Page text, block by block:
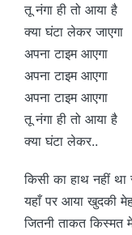
तू नंगा ही तो आया है
क्या घंटा लेकर जाएगा
अपना टाइम आएगा
अपना टाइम आएगा
अपना टाइम आएगा
तू नंगा ही तो आया है
क्या घंटा लेकर..
किसी का हाथ नहीं था
यहाँ पर आया खुदकी
जितनी ताकत किस्मत